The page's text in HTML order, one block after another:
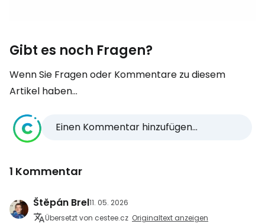
Gibt es noch Fragen?
Wenn Sie Fragen oder Kommentare zu diesem
Artikel haben...
Einen Kommentar hinzufügen...
1 Kommentar
Štěpán Brel11. 05. 2026
Übersetzt von cestee.cz Originaltext anzeigen